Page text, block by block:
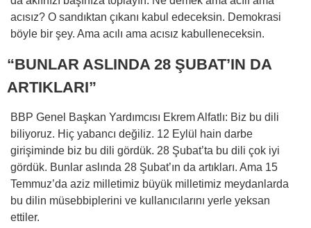
acısız? O sandıktan çıkanı kabul edeceksin. Demokrasi
böyle bir şey. Ama acılı ama acısız kabulleneceksin.
“BUNLAR ASLINDA 28 ŞUBAT’IN DA
ARTIKLARI”
BBP Genel Başkan Yardımcısı Ekrem Alfatlı: Biz bu dili
biliyoruz. Hiç yabancı değiliz. 12 Eylül hain darbe
girişiminde biz bu dili gördük. 28 Şubat’ta bu dili çok iyi
gördük. Bunlar aslında 28 Şubat’ın da artıkları. Ama 15
Temmuz’da aziz milletimiz büyük milletimiz meydanlarda
bu dilin müsebbiplerini ve kullanıcılarını yerle yeksan
ettiler.